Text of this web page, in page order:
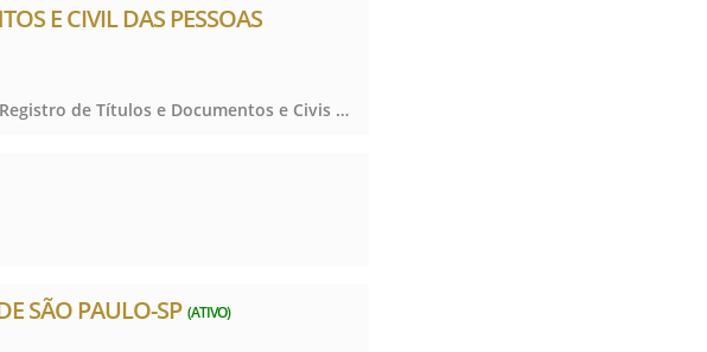
E CIVIL DAS PESSOAS
Registro de Títulos e Documentos e Civis das Pessoas Jurídicas, Registro de Títulos e Documentos e Civis das Pessoas Jurídicas, Registro de Títulos e Documentos e Civis das Pessoas Jurídicas
SÃO PAULO-SP (ATIVO)